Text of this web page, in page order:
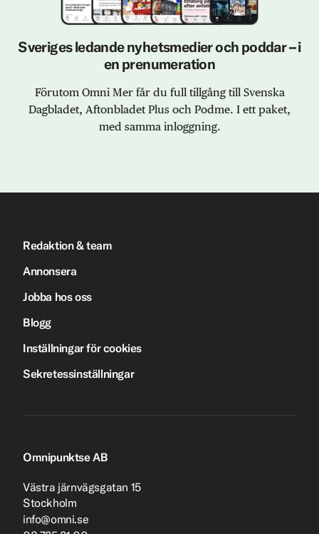
Sveriges ledande nyhetsmedier och poddar – i
en prenumeration
Förutom Omni Mer får du full tillgång till Svenska
Dagbladet, Aftonbladet Plus och Podme. I ett paket,
med samma inloggning.
Redaktion & team
Annonsera
Jobba hos oss
Blogg
Inställningar för cookies
Sekretessinställningar
Omnipunktse AB
Västra järnvägsgatan 15
Stockholm
info@omni.se